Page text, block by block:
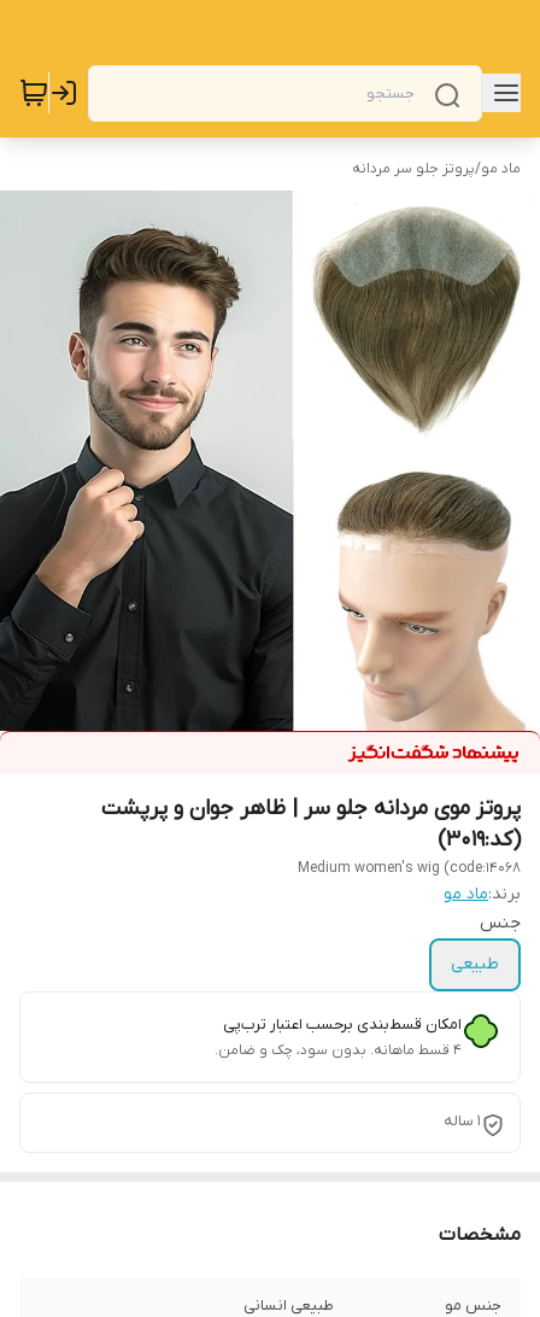
ماد مو/پروتز جلو سر مردانه
پروتز موی مردانه جلو سر | ظاهر جوان و پرپشت
(کد:3019)
Medium women's wig (code:14068
برند:ماد مو
جنس
طبیعی
امکان قسط‌بندی برحسب اعتبار ترب‌پی
۴ قسط ماهانه. بدون سود، چک و ضامن.
1 ساله
مشخصات
جنس مو طبیعی انسانی